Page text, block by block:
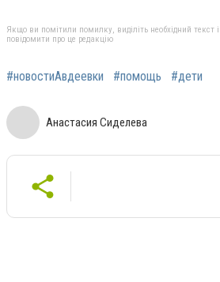
Якщо ви помітили помилку, виділіть необхідний текст
повідомити про це редакцію
#новостиАвдеевки #помощь #дети
Анастасия Сиделева